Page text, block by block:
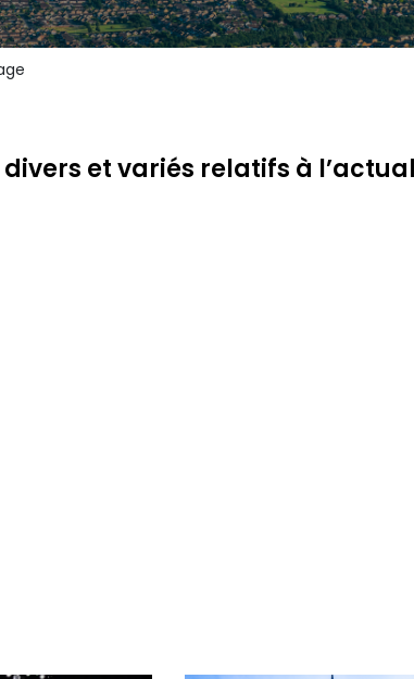
et variés relatifs à